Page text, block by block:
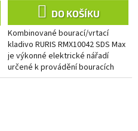
DO KOŠÍKU
Kombinované bourací/vrtací
kladivo RURIS RMX10042 SDS Max
je výkonné elektrické nářadí
určené k provádění bouracích
prací v různých tvrdých